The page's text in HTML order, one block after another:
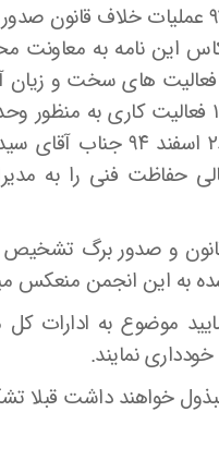
۱- این شرکت طی نامه شماره ۲۵۸۶ مورخ ۲۹
این نامه به معاونت
فعالیت های سخت و
۱ آیین نامه اجرایی کارهای سخت و زیان آور
اعمال سلیقه طی بخشنامه شماره
حفاظت فنی را به
قانون و صدور برگ
شده به این انجمن منعکس
موضوع به ادارات
نمایند.
خواهند داشت قبلا